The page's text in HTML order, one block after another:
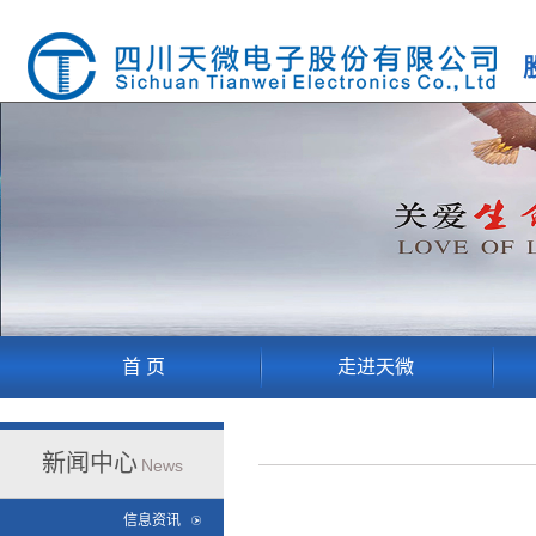
首 页 走进天微
新闻中心 News
信息资讯